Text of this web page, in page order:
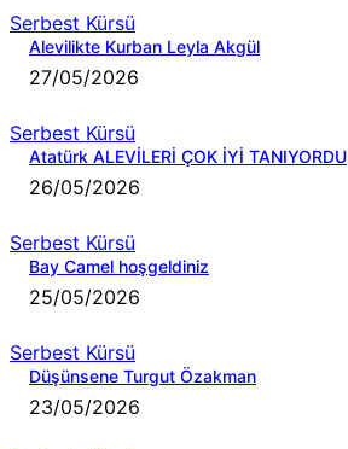
Serbest Kürsü
Alevilikte Kurban Leyla Akgül
27/05/2026
Serbest Kürsü
Atatürk ALEVİLERİ ÇOK İYİ TANIYORDU
26/05/2026
Serbest Kürsü
Bay Camel hoşgeldiniz
25/05/2026
Serbest Kürsü
Düşünsene Turgut Özakman
23/05/2026